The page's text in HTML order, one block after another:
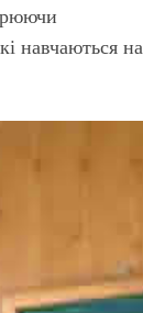
навчаються на